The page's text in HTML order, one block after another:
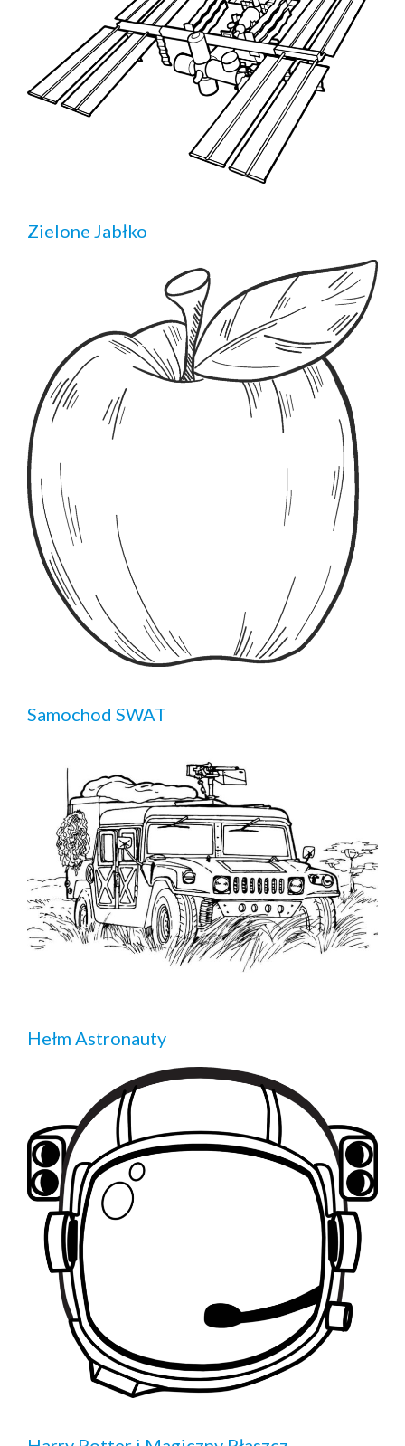
Zielone Jabłko
Samochod SWAT
Hełm Astronauty